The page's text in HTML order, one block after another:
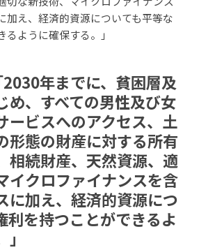
加え、経済的資源についても平等な
ように確保する。」
年までに、貧困層及
め、すべての男性及び女
ービスへのアクセス、土
形態の財産に対する所有
相続財産、天然資源、適
イクロファイナンスを含
に加え、経済的資源につ
利を持つことができるよ